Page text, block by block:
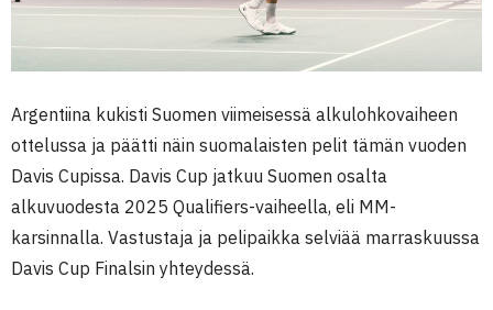
Argentiina kukisti Suomen viimeisessä alkulohkovaiheen
ottelussa ja päätti näin suomalaisten pelit tämän vuoden
Davis Cupissa. Davis Cup jatkuu Suomen osalta
alkuvuodesta 2025 Qualifiers-vaiheella, eli MM-
karsinnalla. Vastustaja ja pelipaikka selviää marraskuussa
Davis Cup Finalsin yhteydessä.